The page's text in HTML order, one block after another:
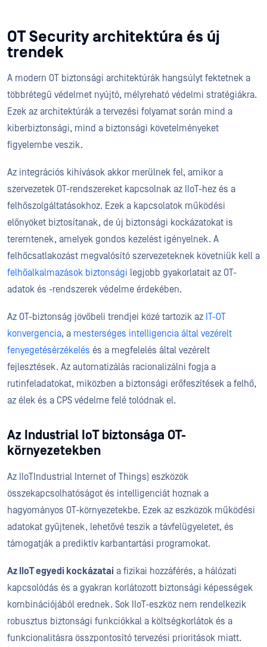
OT Security architektúra és új
trendek
A modern OT biztonsági architektúrák hangsúlyt fektetnek a
többrétegű védelmet nyújtó, mélyreható védelmi stratégiákra.
Ezek az architektúrák a tervezési folyamat során mind a
kiberbiztonsági, mind a biztonsági követelményeket
figyelembe veszik.
Az integrációs kihívások akkor merülnek fel, amikor a
szervezetek OT-rendszereket kapcsolnak az IIoT-hez és a
felhőszolgáltatásokhoz. Ezek a kapcsolatok működési
előnyöket biztosítanak, de új biztonsági kockázatokat is
teremtenek, amelyek gondos kezelést igényelnek. A
felhőcsatlakozást megvalósító szervezeteknek követniük kell a
felhőalkalmazások biztonsági legjobb gyakorlatait az OT-
adatok és -rendszerek védelme érdekében.
Az OT-biztonság jövőbeli trendjei közé tartozik az IT-OT
konvergencia, a mesterséges intelligencia által vezérelt
fenyegetésérzékelés és a megfelelés által vezérelt
fejlesztések. Az automatizálás racionalizálni fogja a
rutinfeladatokat, miközben a biztonsági erőfeszítések a felhő,
az élek és a CPS védelme felé tolódnak el.
Az Industrial IoT biztonsága OT-
környezetekben
Az IIoTIndustrial Internet of Things) eszközök
összekapcsolhatóságot és intelligenciát hoznak a
hagyományos OT-környezetekbe. Ezek az eszközök működési
adatokat gyűjtenek, lehetővé teszik a távfelügyeletet, és
támogatják a prediktív karbantartási programokat.
Az IIoT egyedi kockázatai a fizikai hozzáférés, a hálózati
kapcsolódás és a gyakran korlátozott biztonsági képességek
kombinációjából erednek. Sok IIoT-eszköz nem rendelkezik
robusztus biztonsági funkciókkal a költségkorlátok és a
funkcionalitásra összpontosító tervezési prioritások miatt.